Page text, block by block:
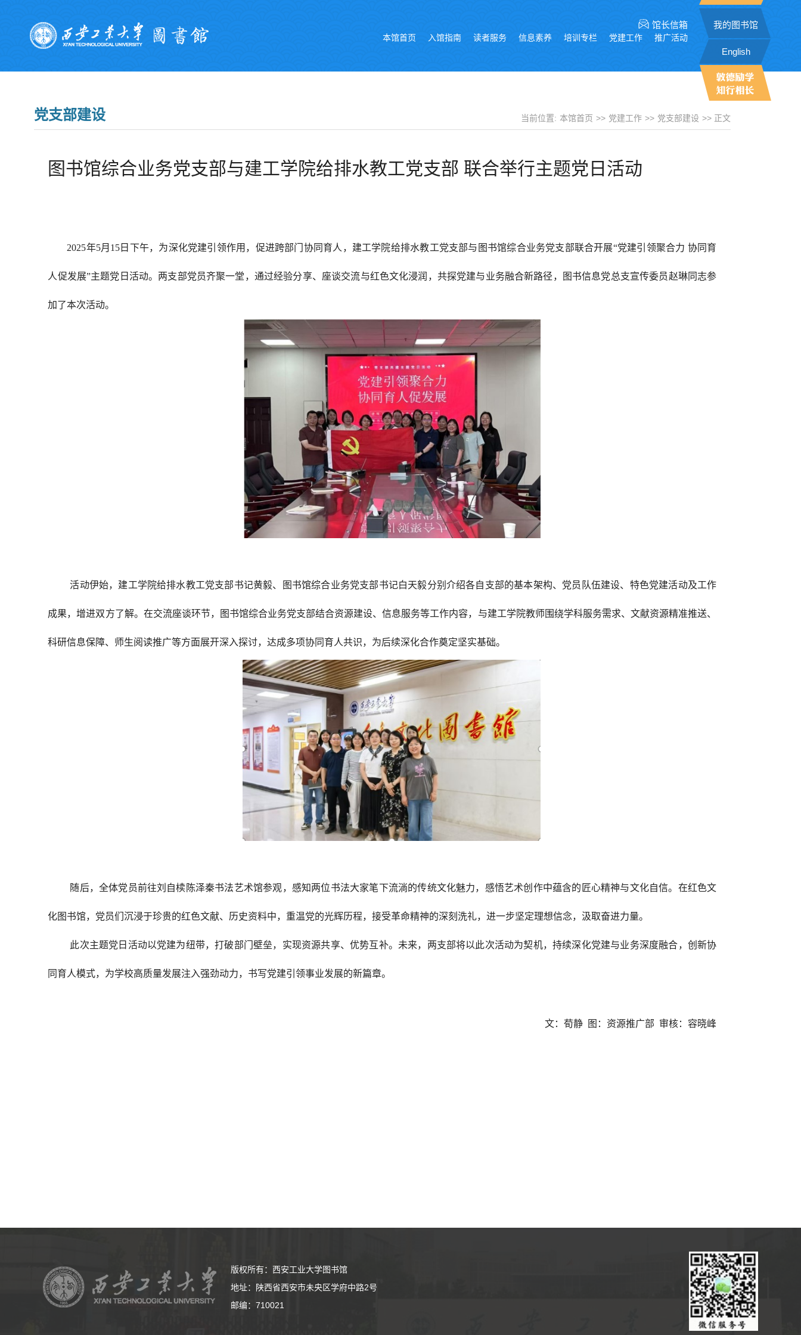
馆长信箱
本馆首页 入馆指南 读者服务 信息素养 培训专栏 党建工作 推广活动
我的图书馆
English
党支部建设 当前位置: 本馆首页 >> 党建工作 >> 党支部建设 >> 正文
图书馆综合业务党支部与建工学院给排水教工党支部 联合举行主题党日活动
2025年5月15日下午，为深化党建引领作用，促进跨部门协同育人，建工学院给排水教工党支部与图书馆综合业务党支部联合开展“党建引领聚合力 协同育
人促发展”主题党日活动。两支部党员齐聚一堂，通过经验分享、座谈交流与红色文化浸润，共探党建与业务融合新路径，图书信息党总支宣传委员赵琳同志参
加了本次活动。
活动伊始，建工学院给排水教工党支部书记黄毅、图书馆综合业务党支部书记白天毅分别介绍各自支部的基本架构、党员队伍建设、特色党建活动及工作
成果，增进双方了解。在交流座谈环节，图书馆综合业务党支部结合资源建设、信息服务等工作内容，与建工学院教师围绕学科服务需求、文献资源精准推送、
科研信息保障、师生阅读推广等方面展开深入探讨，达成多项协同育人共识，为后续深化合作奠定坚实基础。
随后，全体党员前往刘自椟陈泽秦书法艺术馆参观，感知两位书法大家笔下流淌的传统文化魅力，感悟艺术创作中蕴含的匠心精神与文化自信。在红色文
化图书馆，党员们沉浸于珍贵的红色文献、历史资料中，重温党的光辉历程，接受革命精神的深刻洗礼，进一步坚定理想信念，汲取奋进力量。
此次主题党日活动以党建为纽带，打破部门壁垒，实现资源共享、优势互补。未来，两支部将以此次活动为契机，持续深化党建与业务深度融合，创新协
同育人模式，为学校高质量发展注入强劲动力，书写党建引领事业发展的新篇章。
文：荀静 图：资源推广部 审核：容晓峰
版权所有：西安工业大学图书馆
地址：陕西省西安市未央区学府中路2号
邮编：710021